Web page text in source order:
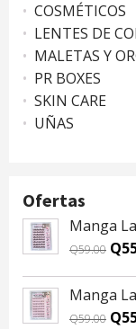
COSMÉTICOS
LENTES DE
MALETAS Y
PR BOXES
SKIN CARE
UÑAS
Ofertas
Manga
Q59.00 Q
Manga
Q59.00 Q